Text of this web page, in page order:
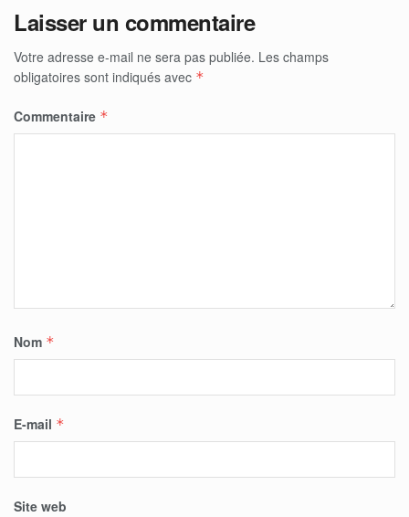
Laisser un commentaire
Votre adresse e-mail ne sera pas publiée. Les champs
obligatoires sont indiqués avec *
Commentaire *
Nom *
E-mail *
Site web